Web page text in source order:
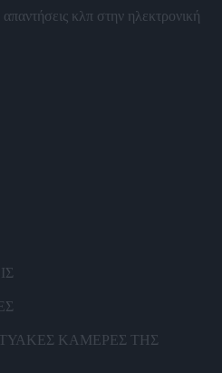
κλπ στην ηλεκτρονική
ΚΑΜΕΡΕΣ ΤΗΣ